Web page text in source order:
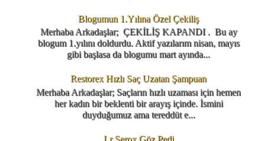
Blogumun 1.Yılına Özel Çekiliş
Merhaba Arkadaşlar; ÇEKİLİŞ KAPANDI . Bu ay
blogum 1.yılını doldurdu. Aktif yazılarım nisan, mayıs
gibi başlasa da blogumu mart ayında...
Restorex Hızlı Saç Uzatan Şampuan
Merhaba Arkadaşlar; Saçların hızlı uzaması için hemen
her kadın bir beklenti bir arayış içinde. İsmini
duyduğumuz ama tereddüt e...
Lr Serox Göz Pedi